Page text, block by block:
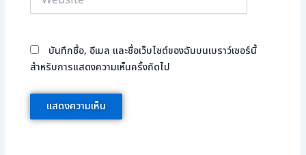
บันทึกชื่อ, อีเมล และชื่อเว็บไซต์ของฉันบนเบราว์เซอร์นี้
สำหรับการแสดงความเห็นครั้งถัดไป